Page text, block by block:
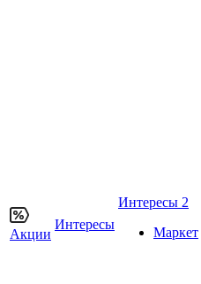
Акции
Интересы
Интересы 2
Маркет